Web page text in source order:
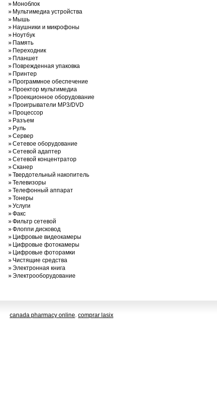
» Моноблок
» Мультимедиа устройства
» Мышь
» Наушники и микрофоны
» Ноутбук
» Память
» Переходник
» Планшет
» Поврежденная упаковка
» Принтер
» Программное обеспечение
» Проектор мультимедиа
» Проекционное оборудование
» Проигрыватели MP3/DVD
» Процессор
» Разъем
» Руль
»Сервер
»Сетевое оборудование
»Сетевой адаптер
»Сетевой концентратор
»Сканер
»Твердотельный накопитель
»Телевизоры
»Телефонный аппарат
»Тонеры
»Услуги
»Факс
»Фильтр сетевой
»Флоппи дисковод
» Цифровые видеокамеры
» Цифровые фотокамеры
» Цифровые фоторамки
» Чистящие средства
»Электронная книга
»Электрооборудование
canada pharmacy online. comprar lasix